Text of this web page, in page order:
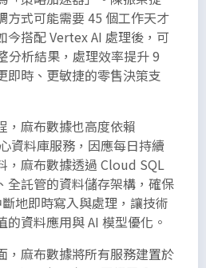
方式可能需要 45 個工作天才
今搭配 Vertex AI 處理後，可
分析結果，處理效率提升 9
即時、更敏捷的零售決策支
，麻布數據也高度依賴
資料庫服務，因應每日持續
，麻布數據透過 Cloud SQL
全託管的資料儲存架構，確保
地即時寫入與處理，讓技術
資料應用與 AI 模型優化。
，麻布數據將所有服務建置於